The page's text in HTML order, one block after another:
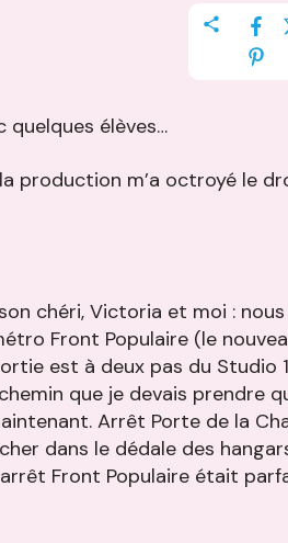
quelques élèves…
production m’a octroyé le
chéri, Victoria et moi : nous
Front Populaire (le
est à deux pas du Studio
que je devais prendre
Arrêt Porte de la
dans le dédale des
Front Populaire était